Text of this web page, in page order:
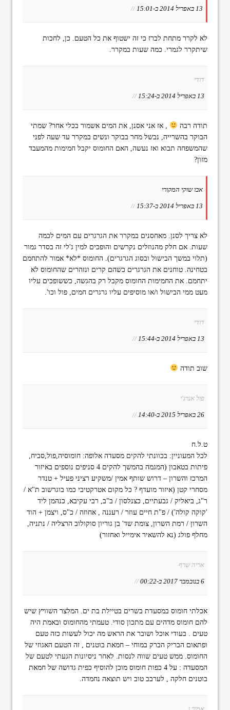
13 באפריל 2014 ב-15:01 //
לא לקרר מתחת לברז כי זה ישטוף את כל הטעם. כן, לחכות
שיתקרר לגמרי. כמה שעות במקרר.
דודי
13 באפריל 2014 ב-15:24 //
תודה רבה
, אז אני אסנן, את המים אשמור בכלי אחר? שמתי
הבוקר בהשרייה, נבשל מחר בבוקר ונשים במקרר עד שעה לפני
שהמשפחה תבוא ואז נעשה, האם החומוס יקבל חמימות מהמעבד
מזון?
אבו שוקי המקורי
13 באפריל 2014 ב-15:37 //
לא צריך לסנן. מאחסנים במקרר את הגרגרים עם המים לכמה
שעות. אם חלק מהנוזלים נקרשים והופכים למין ג'לי זה בסדר גמור
(תלוי במשך הבישול ובסוג הגרגרים). החומוס *לא* אמור להתחמם
בטחינה. טוחנים את הגרגרים כשהם קרים ונזהרים שהחומוס לא
יתחמם. את החמימות החומוס מקבל רק בהגשה, כששופכים עליו
מעט ממי הבישול ו/או מוסיפים עליו גרגרים חמים, פול וכו'.
דודי
13 באפריל 2014 ב-15:44 //
שוב תודה
פול אנרג'י
26 באפריל 2015 ב-14:40 //
ט.ל.ח
לכל המעוניין: בכוונתי להקים מסעדה אלופה: חומוסיה,פול,סביח,
פיתות בטאבון (המגמה בהמשך להקים 4 סניפים נוספים באיזור
המרכז והשרון – דרוש שותף אמין /משקיע רציני פעיל + טנדר
מסחרי קטן (איזור מועדף ? כל מקום אטרקטיבי כמו בוגרשוב ת"א /
ר"ג, ביאליק / גבעתיים, כצנלסון / ב"ב, רבי עקיבא, כנהמן ליד
'קוקה קולה') / פ"ת חיים עוזר / רעננה , אחוזה / כ"ס, ויצמן + הוד
השרון / רמת השרון, צומת שד' בן גוריון סוקולוב הרצליה / נתניה,
מחלף פולג (נא להשאיר אימייל ואחזור)
אריה שרף
6 בנובמבר 2017 ב-00:22 //
אכלתי חומוס במסעדת בשרים בטיילת בת ים. המלצר השוויץ שיש
להם חומוס מדהים עם מתכון סודי. טעמתי מהחומוס ובאמת היה
טעים . בעודי אוכל ושובר את הראש מה יכול לעשות כזה טעם
ופתאום הבריק הברק במוחי – חמאת בוטנים , זה הטעם האגוזי של
החומוס. ממש טעים שווה לנסות. לאחר ניסיונות הגעתי לטעם של
המסעדה : על 4 כפות חומוס מוכן להוסיף כפית גדושה של חמאת
בוטנים חלקה , לערבב טוב ויש תוצאה נחמדה.